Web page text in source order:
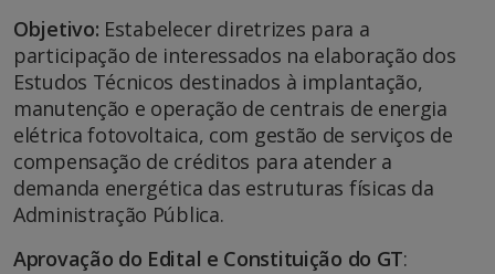
Objetivo: Estabelecer diretrizes para a
participação de interessados na elaboração dos
Estudos Técnicos destinados à implantação,
manutenção e operação de centrais de energia
elétrica fotovoltaica, com gestão de serviços de
compensação de créditos para atender a
demanda energética das estruturas físicas da
Administração Pública.
Aprovação do Edital e Constituição do GT: